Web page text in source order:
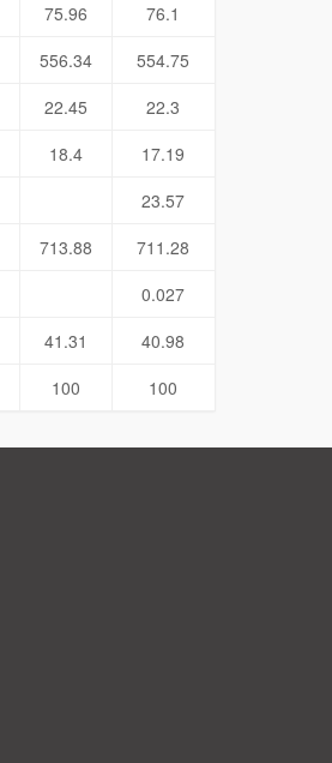
75.96
76.1
556.34
554.75
22.45
22.3
18.4
17.19
23.57
713.88
711.28
0.027
41.31
40.98
100 100